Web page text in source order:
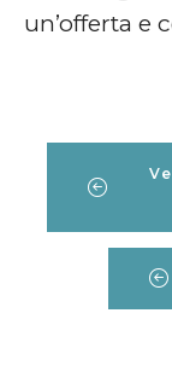
un’offerta e